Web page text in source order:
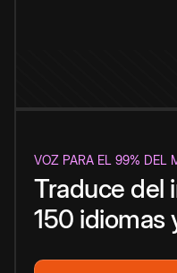
VOZ PARA EL 99% DEL
Traduce del
150 idiomas